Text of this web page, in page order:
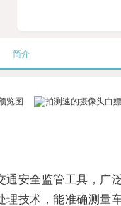
简介
全监管工具，广泛
术，能准确测量车